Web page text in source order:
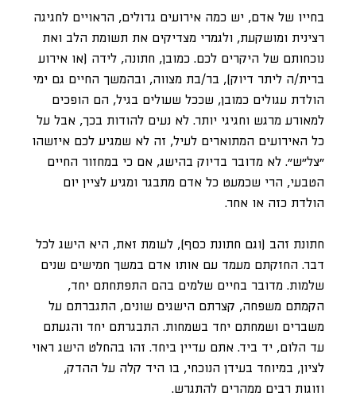
בחייו של אדם, יש כמה אירועים גדולים, הראויים לחגיגה
רצינית ומושקעת, ולגמרי מצדיקים את תשומת הלב ואת
נוכחותם של היקרים לכם. כמובן, חתונה, לידה (או אירוע
ברית/ה ליתר דיוק), בר/בת מצווה, ובהמשך החיים גם ימי
הולדת עגולים כמובן, שככל שעולים בגיל, הם הופכים
למאורע מרגש וחגיגי יותר. לא נעים להודות בכך, אבל על
כל האירועים המתוארים לעיל, זה לא שמגיע לכם איזשהו
״צל״ש״. לא מדובר בדיוק בהישג, אם כי במחזור החיים
הטבעי, הרי שכמעט כל אדם מתבגר ומגיע לציין יום
הולדת כזה או אחר.
חתונת זהב (וגם חתונת כסף), לעומת זאת, היא הישג לכל
דבר. החזקתם מעמד עם אותו אדם במשך חמישים שנים
שלמות. מדובר בחיים שלמים בהם התפתחתם יחד,
הקמתם משפחה, קצרתם הישגים שונים, התגברתם על
משברים ושמחתם יחד בשמחות. התבגרתם יחד והגעתם
עד הלום, יד ביד. אתם עדיין ביחד. זהו בהחלט הישג ראוי
לציון, במיוחד בעידן הנוכחי, בו היד קלה על ההדק,
וזוגות רבים ממהרים להתגרש.